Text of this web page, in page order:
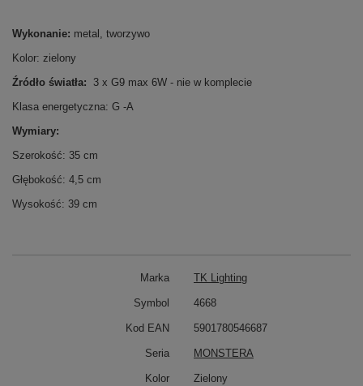
Wykonanie: metal, tworzywo
Kolor: zielony
Źródło światła: 3 x G9 max 6W - nie w komplecie
Klasa energetyczna: G -A
Wymiary:
Szerokość: 35 cm
Głębokość: 4,5 cm
Wysokość: 39 cm
Marka TK Lighting
Symbol 4668
Kod EAN 5901780546687
Seria MONSTERA
Kolor Zielony